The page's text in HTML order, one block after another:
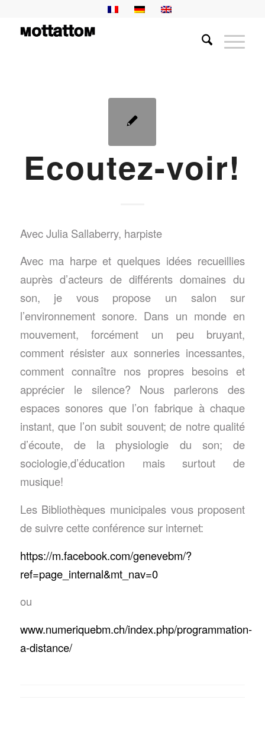
Ecoutez-voir!
Avec Julia Sallaberry, harpiste
Avec ma harpe et quelques idées recueillies
auprès d’acteurs de différents domaines du
son, je vous propose un salon sur
l’environnement sonore. Dans un monde en
mouvement, forcément un peu bruyant,
comment résister aux sonneries incessantes,
comment connaître nos propres besoins et
apprécier le silence? Nous parlerons des
espaces sonores que l’on fabrique à chaque
instant, que l’on subit souvent; de notre qualité
d’écoute, de la physiologie du son; de
sociologie,d’éducation mais surtout de
musique!
Les Bibliothèques municipales vous proposent
de suivre cette conférence sur internet:
https://m.facebook.com/genevebm/?
ref=page_internal&mt_nav=0
ou
www.numeriquebm.ch/index.php/programmation-
a-distance/